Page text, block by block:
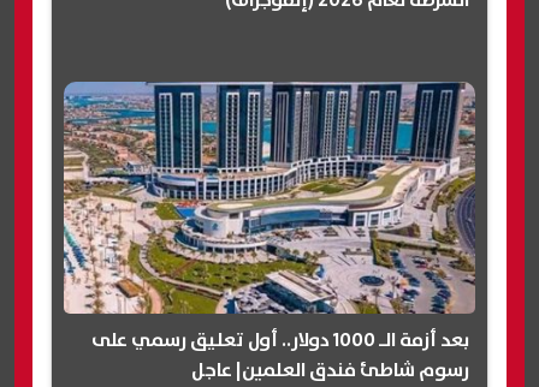
بعد أزمة الـ 1000 دولار.. أول تعليق رسمي على
رسوم شاطئ فندق العلمين| عاجل